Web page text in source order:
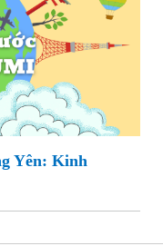
Yên: Kinh